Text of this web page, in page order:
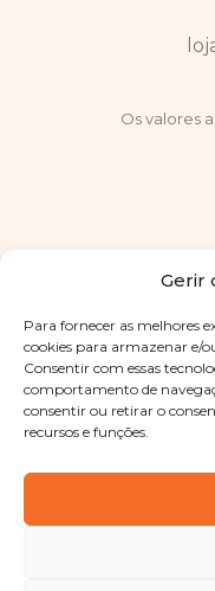
Gerir
Para fornecer as melhores
cookies para armazenar e/
Consentir com essas
comportamento de
consentir ou retirar o
recursos e funções.
Os valores
Copyright © 2025
reservadosPolítica
Designed byShift